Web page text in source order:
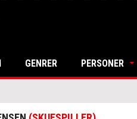
GENRER PERSONER